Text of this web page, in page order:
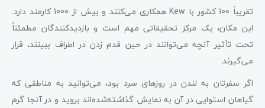
تقریباً 100 کشور با Kew همکاری می‌کنند و بیش از 1000 کارمند دارد.
این مکان، یک مرکز تحقیقاتی مهم است و بازدیدکنندگان مطمئناً
تحت تأثیر آنچه می‌توانند در حین قدم زدن در اطراف ببینند، قرار
می‌گیرند.
اگر سفرتان به لندن در روزهای سرد بود، می‌توانید به مناطقی که
گیاهان استوایی در آن به نمایش گذاشته‌شده‌اند بروید و در آنجا گرم